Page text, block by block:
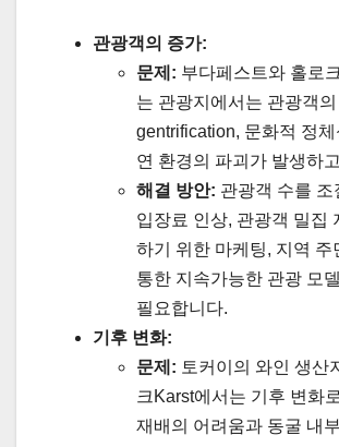
관광객의 증가:
문제: 부다페스트와 홀로
는 관광지에서는 관광객
gentrification, 문화적 정
연 환경의 파괴가 발생하
해결 방안: 관광객 수를
입장료 인상, 관광객 밀집
하기 위한 마케팅, 지역 주
통한 지속가능한 관광 모
필요합니다.
기후 변화:
문제: 토커이의 와인 생산
크Karst에서는 기후 변화
재배의 어려움과 동굴 내